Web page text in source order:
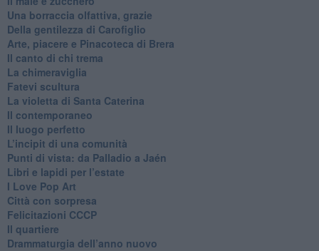
​Una borraccia olfattiva, grazie
​Della gentilezza di Carofiglio
Arte, piacere e Pinacoteca di Brera
​Il canto di chi trema
La chimeraviglia
​Fatevi scultura
​La violetta di Santa Caterina
​Il contemporaneo
​Il luogo perfetto
​L’incipit di una comunità
Punti di vista: da Palladio a Jaén
​Libri e lapidi per l’estate
​I Love Pop Art
Città con sorpresa
Felicitazioni CCCP
​Il quartiere
​Drammaturgia dell’anno nuovo